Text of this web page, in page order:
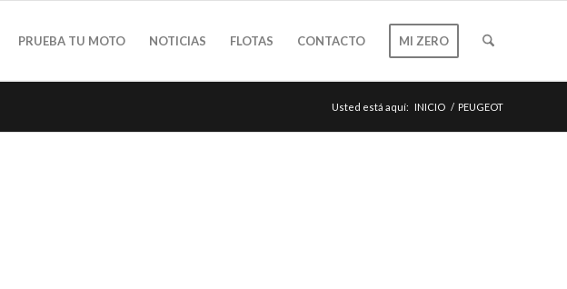
PRUEBA TU MOTO NOTICIAS FLOTAS CONTACTO MI ZERO
Usted está aquí: INICIO / PEUGEOT